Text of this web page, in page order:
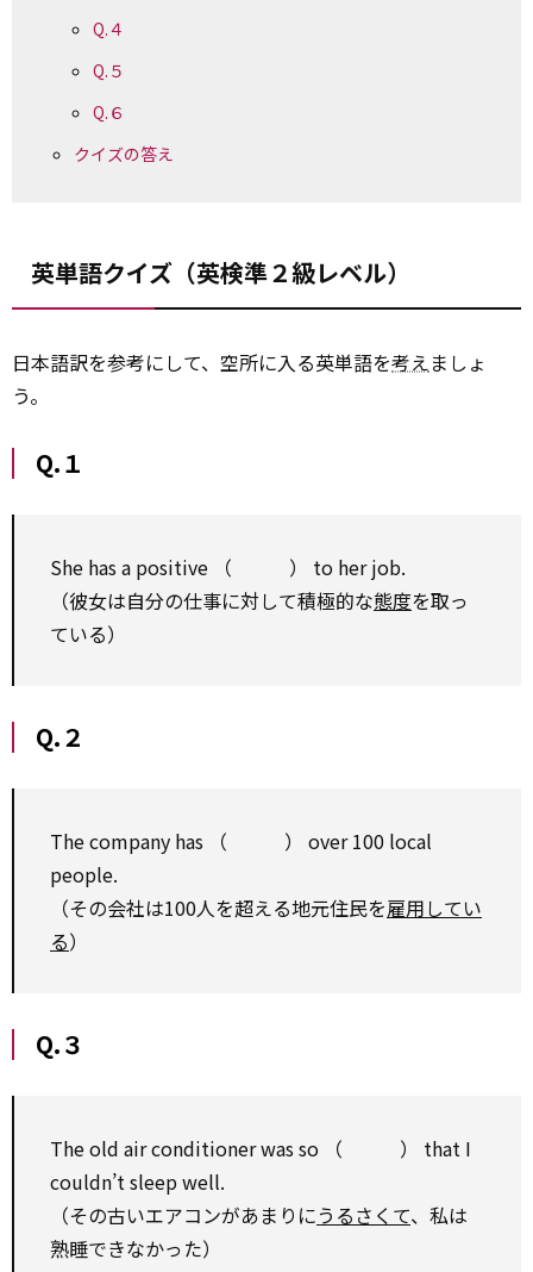
Q.４
Q.５
Q.６
クイズの答え
英単語クイズ（英検準２級レベル）
日本語訳を参考にして、空所に入る英単語を考えましょ
う。
Q.１
She has a positive （ ） to her job.
（彼女は自分の仕事に対して積極的な態度を取っ
ている）
Q.２
The company has （ ） over 100 local
people.
（その会社は100人を超える地元住民を雇用してい
る）
Q.３
The old air conditioner was so （ ） that I
couldn’t sleep well.
（その古いエアコンがあまりにうるさくて、私は
熟睡できなかった）